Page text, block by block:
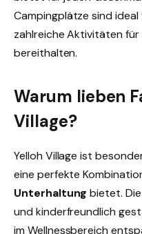
Campingplätze sind ideal
zahlreiche Aktivitäten
bereithalten.
Warum lieben
Village?
Yelloh Village ist
eine perfekte
Unterhaltung bietet.
und kinderfreundlich
im Wellnessbereich